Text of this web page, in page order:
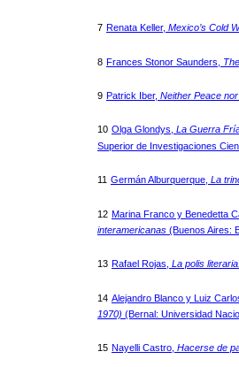
7 Renata Keller, Mexico’s Cold
8 Frances Stonor Saunders,
9 Patrick Iber, Neither Peace
10 Olga Glondys, La Guerra
Superior de Investigaciones
11 Germán Alburquerque, La
12 Marina Franco y Benedetta
interamericanas (Buenos Aires:
13 Rafael Rojas, La polis
14 Alejandro Blanco y Luiz
1970) (Bernal: Universidad
15 Nayelli Castro, Hacerse de